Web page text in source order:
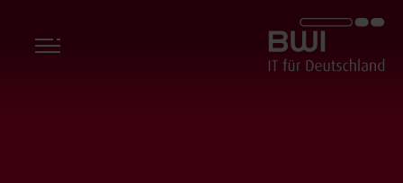
BWI GmbH